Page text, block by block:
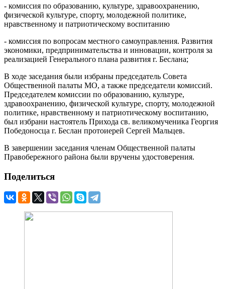
- комиссия по образованию, культуре, здравоохранению,
физической культуре, спорту, молодежной политике,
нравственному и патриотическому воспитанию
- комиссия по вопросам местного самоуправления. Развития
экономики, предпринимательства и инновации, контроля за
реализацией Генерального плана развития г. Беслана;
В ходе заседания были избраны председатель Совета
Общественной палаты МО, а также председатели комиссий.
Председателем комиссии по образованию, культуре,
здравоохранению, физической культуре, спорту, молодежной
политике, нравственному и патриотическому воспитанию,
был избрани настоятель Прихода св. великомученика Георгия
Победоносца г. Беслан протоиерей Сергей Мальцев.
В завершении заседания членам Общественной палаты
Правобережного района были вручены удостоверения.
Поделиться